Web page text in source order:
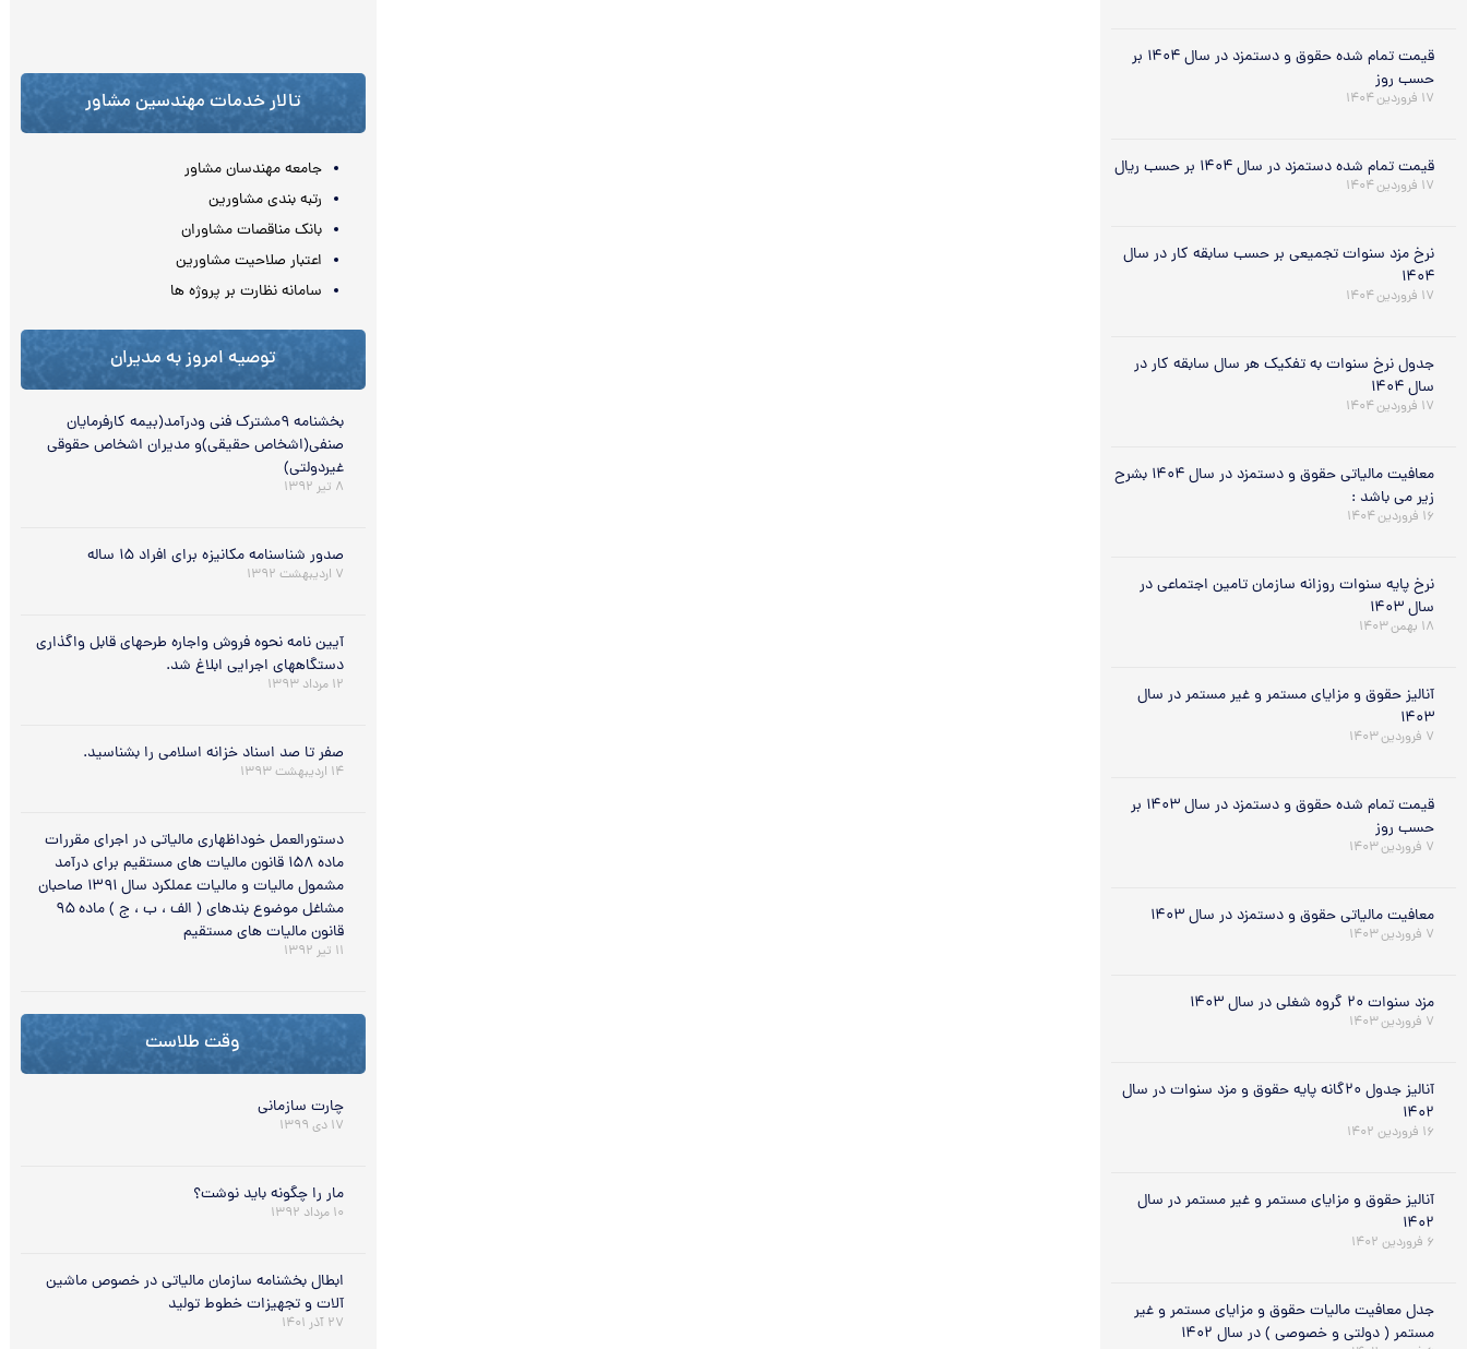
قیمت تمام شده حقوق و دستمزد در سال ۱۴۰۴ بر
حسب روز
۱۷ فروردین ۱۴۰۴
قیمت تمام شده دستمزد در سال ۱۴۰۴ بر حسب ریال
۱۷ فروردین ۱۴۰۴
نرخ مزد سنوات تجمیعی بر حسب سابقه کار در سال
۱۴۰۴
۱۷ فروردین ۱۴۰۴
جدول نرخ سنوات به تفکیک هر سال سابقه کار در
سال ۱۴۰۴
۱۷ فروردین ۱۴۰۴
معافیت مالیاتی حقوق و دستمزد در سال ۱۴۰۴ بشرح
زیر می باشد :
۱۶ فروردین ۱۴۰۴
نرخ پایه سنوات روزانه سازمان تامین اجتماعی در
سال ۱۴۰۳
۱۸ بهمن ۱۴۰۳
آنالیز حقوق و مزایای مستمر و غیر مستمر در سال
۱۴۰۳
۷ فروردین ۱۴۰۳
قیمت تمام شده حقوق و دستمزد در سال ۱۴۰۳ بر
حسب روز
۷ فروردین ۱۴۰۳
معافیت مالیاتی حقوق و دستمزد در سال ۱۴۰۳
۷ فروردین ۱۴۰۳
مزد سنوات ۲۰ گروه شغلی در سال ۱۴۰۳
۷ فروردین ۱۴۰۳
آنالیز جدول ۲۰گانه پایه حقوق و مزد سنوات در سال
۱۴۰۲
۱۶ فروردین ۱۴۰۲
آنالیز حقوق و مزایای مستمر و غیر مستمر در سال
۱۴۰۲
۶ فروردین ۱۴۰۲
جدل معافیت مالیات حقوق و مزایای مستمر و غیر
مستمر ( دولتی و خصوصی ) در سال ۱۴۰۲
تالار خدمات مهندسین مشاور
جامعه مهندسان مشاور
رتبه بندی مشاورین
بانک مناقصات مشاوران
اعتبار صلاحیت مشاورین
سامانه نظارت بر پروژه ها
توصیه امروز به مدیران
بخشنامه ۹مشترک فنی ودرآمد(بیمه کارفرمایان
صنفی(اشخاص حقیقی)و مدیران اشخاص حقوقی
غیردولتی)
۸ تیر ۱۳۹۲
صدور شناسنامه مکانیزه برای افراد ۱۵ ساله
۷ اردیبهشت ۱۳۹۲
آیین نامه نحوه فروش واجاره طرحهای قابل واگذاری
دستگاههای اجرایی ابلاغ شد.
۱۲ مرداد ۱۳۹۳
صفر تا صد اسناد خزانه اسلامی را بشناسید.
۱۴ اردیبهشت ۱۳۹۳
دستورالعمل خوداظهاری مالیاتی در اجرای مقررات
ماده ۱۵۸ قانون مالیات های مستقیم برای درآمد
مشمول مالیات و مالیات عملکرد سال ۱۳۹۱ صاحبان
مشاغل موضوع بندهای ( الف ، ب ، ج ) ماده ۹۵
قانون مالیات های مستقیم
۱۱ تیر ۱۳۹۲
وقت طلاست
چارت سازمانی
۱۷ دی ۱۳۹۹
مار را چگونه بايد نوشت؟
۱۰ مرداد ۱۳۹۲
ابطال بخشنامه سازمان مالیاتی در خصوص ماشین
آلات و تجهیزات خطوط تولید
۲۷ آذر ۱۴۰۱